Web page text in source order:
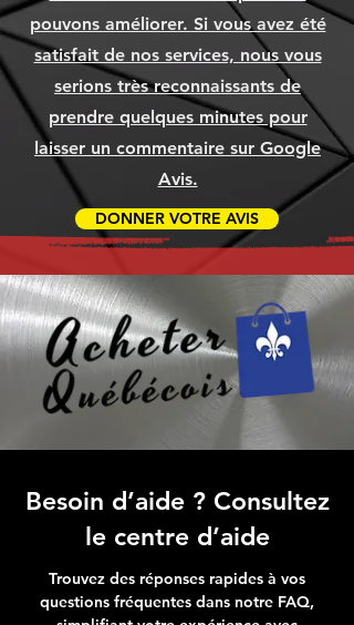
Ajouter au panier
Ajouter au panier
Ajouter au panier
Ajouter au panier
Ajouter au panier
Ajouter au panier
Ajouter au panier
Ajouter au panier
Ajouter au panier
pouvons améliorer. Si vous avez été
satisfait de nos services, nous vous
serions très reconnaissants de
prendre quelques minutes pour
laisser un commentaire sur Google
Avis.
DONNER VOTRE AVIS
Besoin d’aide ? Consultez
le centre d’aide
Trouvez des réponses rapides à vos
questions fréquentes dans notre FAQ,